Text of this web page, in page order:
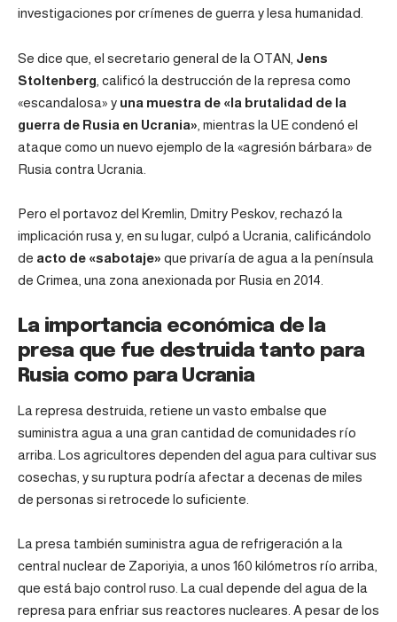
investigaciones por crímenes de guerra y lesa humanidad.
Se dice que, el secretario general de la OTAN, Jens
Stoltenberg , calificó la destrucción de la represa como
«escandalosa» y una muestra de «la brutalidad de la
guerra de Rusia en Ucrania» , mientras la UE condenó el
ataque como un nuevo ejemplo de la «agresión bárbara» de
Rusia contra Ucrania.
Pero el portavoz del Kremlin, Dmitry Peskov, rechazó la
implicación rusa y, en su lugar, culpó a Ucrania, calificándolo
de acto de «sabotaje» que privaría de agua a la península
de Crimea, una zona anexionada por Rusia en 2014.
La importancia económica de la
presa que fue destruida tanto para
Rusia como para Ucrania
La represa destruida, retiene un vasto embalse que
suministra agua a una gran cantidad de comunidades río
arriba. Los agricultores dependen del agua para cultivar sus
cosechas, y su ruptura podría afectar a decenas de miles
de personas si retrocede lo suficiente.
La presa también suministra agua de refrigeración a la
central nuclear de Zaporiyia, a unos 160 kilómetros río arriba,
que está bajo control ruso. La cual depende del agua de la
represa para enfriar sus reactores nucleares. A pesar de los